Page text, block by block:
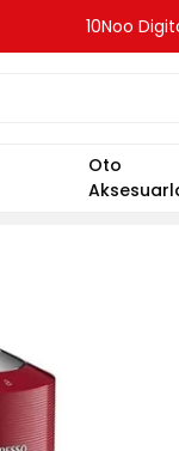
10Noo
Oto